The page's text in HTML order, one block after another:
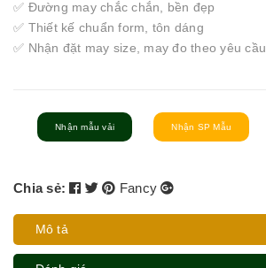
✅ Đường may chắc chắn, bền đẹp
✅ Thiết kế chuẩn form, tôn dáng
✅ Nhận đặt may size, may đo theo yêu cầu
Nhận mẫu vải Nhận SP Mẫu
Chia sẻ: Fancy
Mô tả